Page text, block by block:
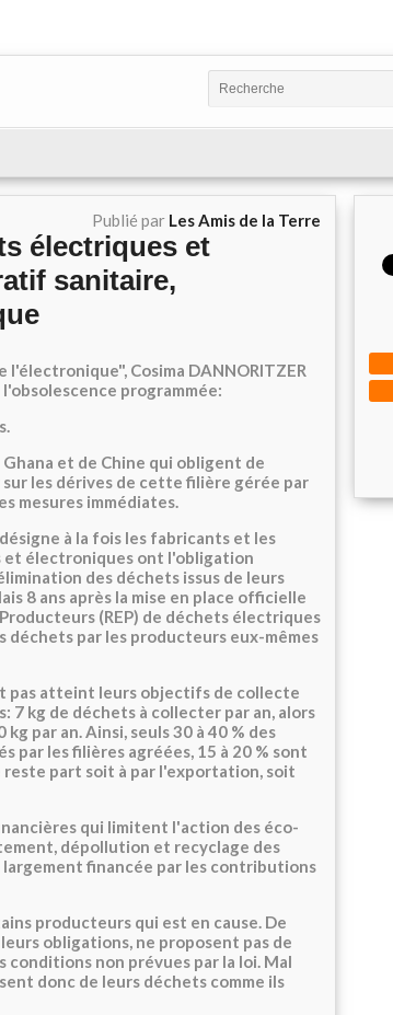
Publié par Les Amis de la Terre
électriques et
sanitaire,
Cosima DANNORITZER
programmée:
et de Chine qui obligent de
les dérives de cette filière gérée par
mesures immédiates.
à la fois les fabricants et les
électroniques ont l'obligation
des déchets issus de leurs
8 ans après la mise en place officielle
(REP) de déchets électriques
déchets par les producteurs eux-mêmes
pas atteint leurs objectifs de collecte
kg de déchets à collecter par an, alors
par an. Ainsi, seuls 30 à 40 % des
les filières agréées, 15 à 20 % sont
part soit à par l'exportation, soit
qui limitent l'action des éco-
dépollution et recyclage des
financée par les contributions
producteurs qui est en cause. De
obligations, ne proposent pas de
non prévues par la loi. Mal
donc de leurs déchets comme ils